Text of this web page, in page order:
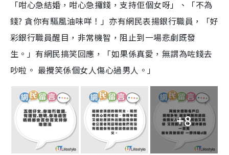
「咁心急結婚，咁心急攞錢，支持佢個女呀」、「不為
錢? 貪你有驅風油味咩！」亦有網民表揚銀行職員，「好
彩銀行職員醒目，非常機智，阻止到一場悲劇既發
生。」有網民搞笑回應，「如果係真愛，無謂為咗錢去
吵啦。 最攪笑係個女人傷心過男人。」
+8